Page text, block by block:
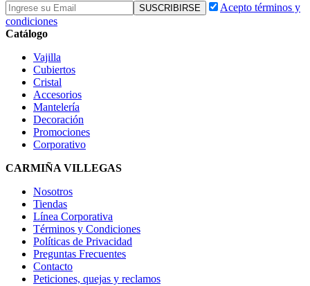
Acepto términos y
condiciones
Catálogo
Vajilla
Cubiertos
Cristal
Accesorios
Mantelería
Decoración
Promociones
Corporativo
CARMIÑA VILLEGAS
Nosotros
Tiendas
Línea Corporativa
Términos y Condiciones
Políticas de Privacidad
Preguntas Frecuentes
Contacto
Peticiones, quejas y reclamos